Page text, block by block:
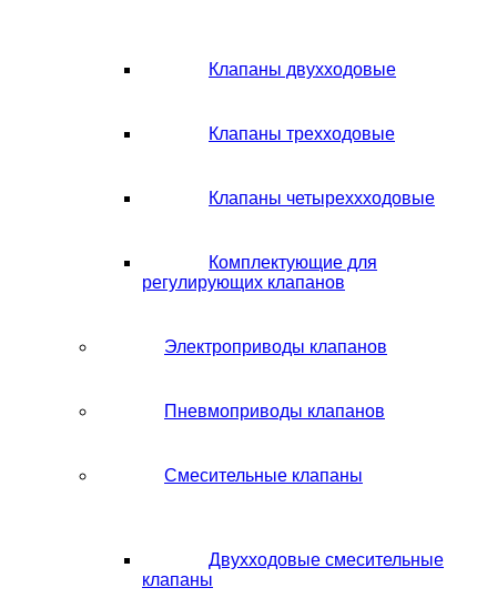
Клапаны двухходовые
Клапаны трехходовые
Клапаны четыреххходовые
Комплектующие для
регулирующих клапанов
Электроприводы клапанов
Пневмоприводы клапанов
Смесительные клапаны
Двухходовые смесительные
клапаны